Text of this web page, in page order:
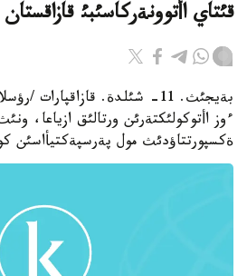
قئتاي اأتوونةركاسئبئ
بةيجئث. 11- شئلدة.
ءوز اأتوكولئكتةرئن ورتالئق ازياعا،
ةكسپورتتاؤدئث مول پةرسپةكتيأاسئن